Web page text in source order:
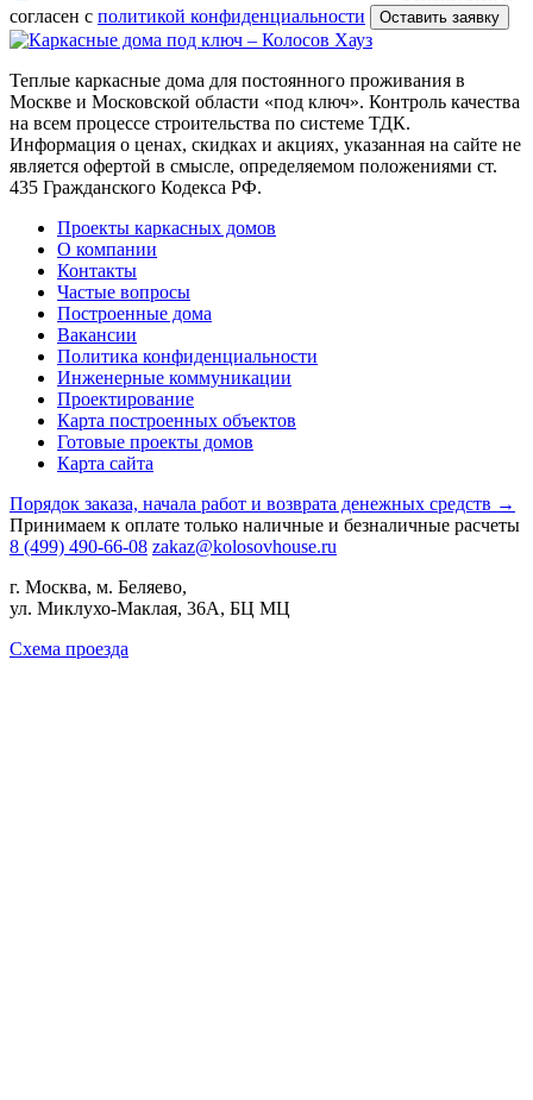
согласен с политикой конфиденциальности Оставить заявку
Теплые каркасные дома для постоянного проживания в
Москве и Московской области «под ключ». Контроль качества
на всем процессе строительства по системе ТДК.
Информация о ценах, скидках и акциях, указанная на сайте не
является офертой в смысле, определяемом положениями ст.
435 Гражданского Кодекса РФ.
Проекты каркасных домов
О компании
Контакты
Частые вопросы
Построенные дома
Вакансии
Политика конфиденциальности
Инженерные коммуникации
Проектирование
Карта построенных объектов
Готовые проекты домов
Карта сайта
Порядок заказа, начала работ и возврата денежных средств →
Принимаем к оплате только наличные и безналичные расчеты
8 (499) 490-66-08 zakaz@kolosovhouse.ru
г. Москва, м. Беляево,
ул. Миклухо-Маклая, 36А, БЦ МЦ
Схема проезда